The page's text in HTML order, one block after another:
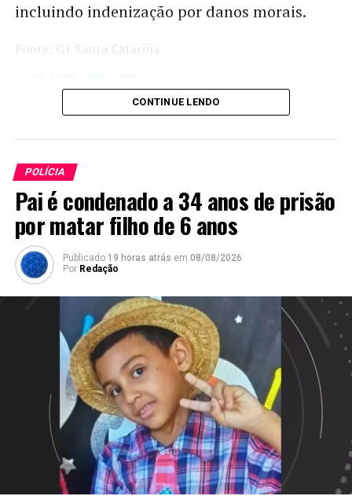
incluindo indenização por danos morais.
Fonte: G1 Santa Catarina
Twitter
Facebook
WhatsApp
Share
CONTINUE LENDO
POLÍCIA
Pai é condenado a 34 anos de prisão
por matar filho de 6 anos
Publicado 19 horas atrás em 08/08/2026
Por Redação